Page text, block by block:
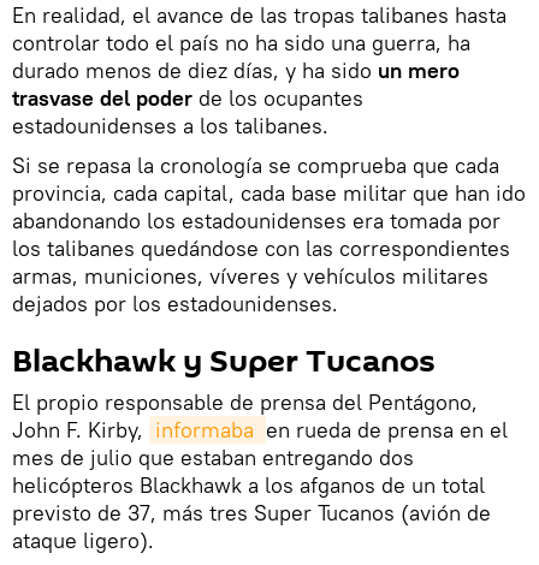
En realidad, el avance de las tropas talibanes hasta
controlar todo el país no ha sido una guerra, ha
durado menos de diez días, y ha sido un mero
trasvase del poder de los ocupantes
estadounidenses a los talibanes.
Si se repasa la cronología se comprueba que cada
provincia, cada capital, cada base militar que han ido
abandonando los estadounidenses era tomada por
los talibanes quedándose con las correspondientes
armas, municiones, víveres y vehículos militares
dejados por los estadounidenses.
Blackhawk y Super Tucanos
El propio responsable de prensa del Pentágono,
John F. Kirby, informaba en rueda de prensa en el
mes de julio que estaban entregando dos
helicópteros Blackhawk a los afganos de un total
previsto de 37, más tres Super Tucanos (avión de
ataque ligero).